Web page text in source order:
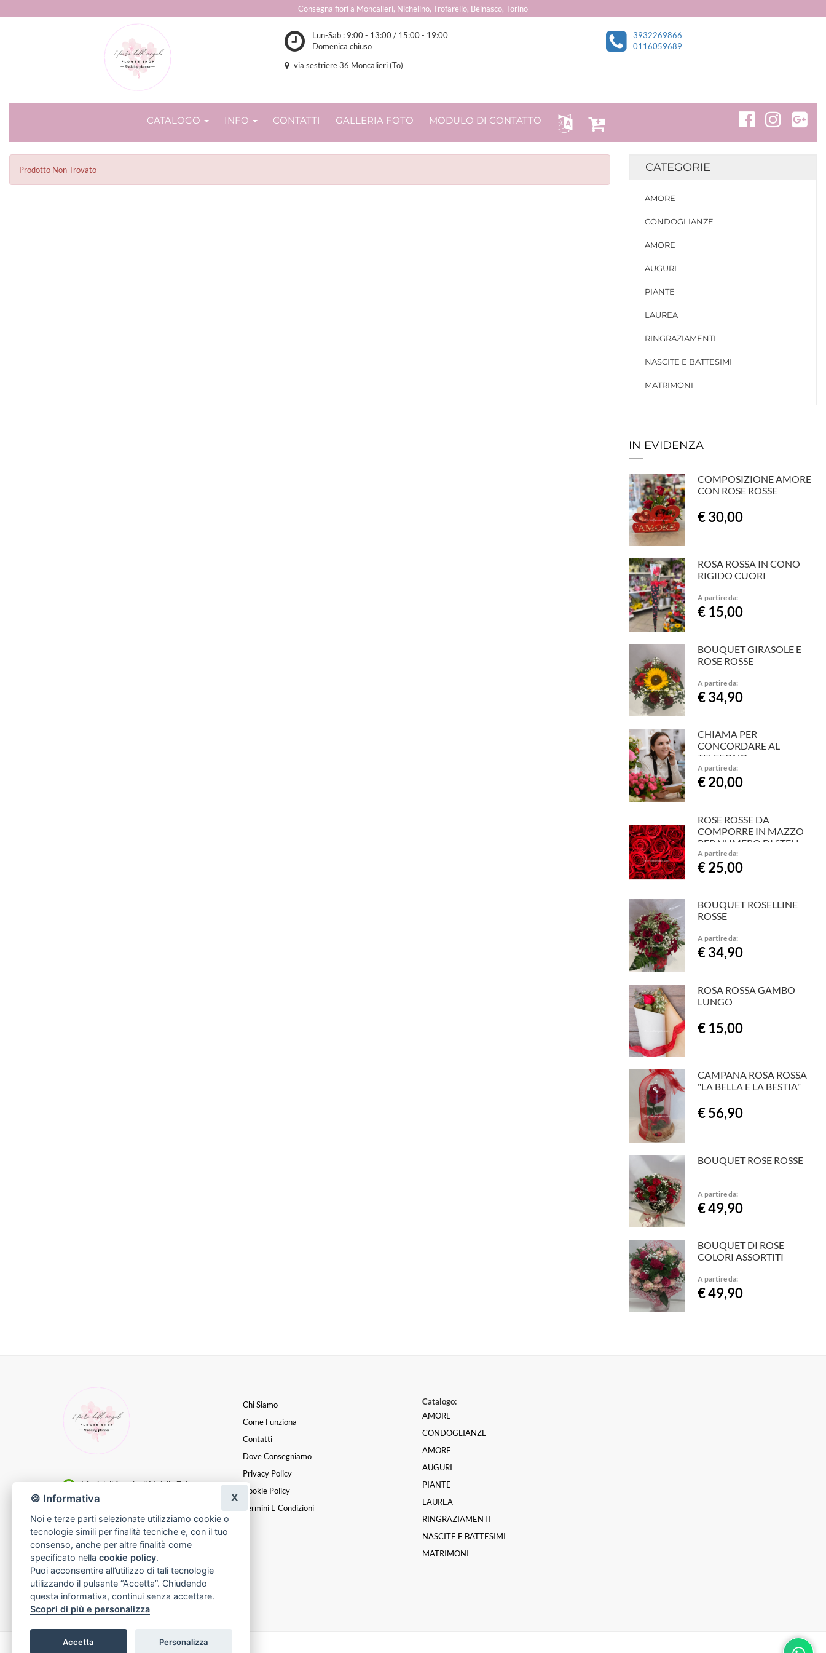
Consegna fiori a Moncalieri, Nichelino, Trofarello, Beinasco, Torino
Lun-Sab : 9:00 - 13:00 / 15:00 - 19:00
Domenica chiuso
3932269866
0116059689
via sestriere 36 Moncalieri (To)
CATALOGO INFO CONTATTI GALLERIA FOTO MODULO DI CONTATTO
Prodotto Non Trovato CATEGORIE
AMORE
CONDOGLIANZE
AMORE
AUGURI
PIANTE
LAUREA
RINGRAZIAMENTI
NASCITE E BATTESIMI
MATRIMONI
IN EVIDENZA
COMPOSIZIONE AMORE
CON ROSE ROSSE
€ 30,00
ROSA ROSSA IN CONO
RIGIDO CUORI
A partire da:
€ 15,00
BOUQUET GIRASOLE E
ROSE ROSSE
A partire da:
€ 34,90
CHIAMA PER
CONCORDARE AL
TELEFONO
A partire da:
€ 20,00
ROSE ROSSE DA
COMPORRE IN MAZZO
PER NUMERO DI STELI
A partire da:
€ 25,00
BOUQUET ROSELLINE
ROSSE
A partire da:
€ 34,90
ROSA ROSSA GAMBO
LUNGO
€ 15,00
CAMPANA ROSA ROSSA
"LA BELLA E LA BESTIA"
€ 56,90
BOUQUET ROSE ROSSE
A partire da:
€ 49,90
BOUQUET DI ROSE
COLORI ASSORTITI
A partire da:
€ 49,90
I fiori dell'Angelo di Maiello Zaira
(Torino)
0116059689
[email protected]
P. IVA 10979600011
Chi Siamo
Come Funziona
Contatti
Dove Consegniamo
Privacy Policy
Cookie Policy
Termini E Condizioni
Catalogo:
AMORE
CONDOGLIANZE
AMORE
AUGURI
PIANTE
LAUREA
RINGRAZIAMENTI
NASCITE E BATTESIMI
MATRIMONI
🍪 Informativa
Noi e terze parti selezionate utilizziamo cookie o
tecnologie simili per finalità tecniche e, con il tuo
consenso, anche per altre finalità come
specificato nella cookie policy.
Puoi acconsentire all’utilizzo di tali tecnologie
utilizzando il pulsante “Accetta”. Chiudendo
questa informativa, continui senza accettare.
Scopri di più e personalizza
Accetta Personalizza
X